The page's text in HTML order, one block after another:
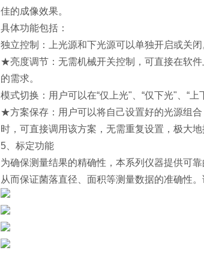
佳的成像效果。
具体功能包括：
独立控制：上光源和下光源可以单独开启或关闭
★亮度调节：无需机械开关控制，可直接在软
的需求。
模式切换：用户可以在“仅上光"、“仅下光"、“
★方案保存：用户可以将自己设置好的光源组
时，可直接调用该方案，无需重复设置，极大
5、标定功能
为确保测量结果的精确性，本系列仪器提供可
从而保证菌落直径、面积等测量数据的准确性